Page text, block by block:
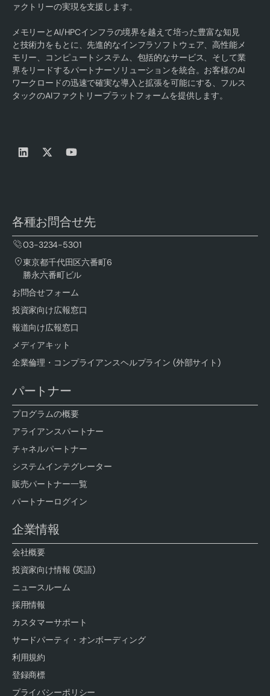
ァクトリーの実現を支援します。
メモリーとAI/HPCインフラの境界を越えて培った豊富な知見
と技術力をもとに、先進的なインフラソフトウェア、高性能メ
モリー、コンピュートシステム、包括的なサービス、そして業
界をリードするパートナーソリューションを統合。お客様のAI
ワークロードの迅速で確実な導入と拡張を可能にする、フルス
タックのAIファクトリープラットフォームを提供します。
各種お問合せ先
03-3234-5301
東京都千代田区六番町6
勝永六番町ビル
お問合せフォーム
投資家向け広報窓口
報道向け広報窓口
メディアキット
企業倫理・コンプライアンスヘルプライン (外部サイト)
パートナー
プログラムの概要
アライアンスパートナー
チャネルパートナー
システムインテグレーター
販売パートナー一覧
パートナーログイン
企業情報
会社概要
投資家向け情報 (英語)
ニュースルーム
採用情報
カスタマーサポート
サードパーティ・オンボーディング
利用規約
登録商標
プライバシーポリシー